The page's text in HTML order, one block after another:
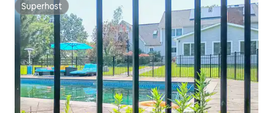
Superhost
Superhost